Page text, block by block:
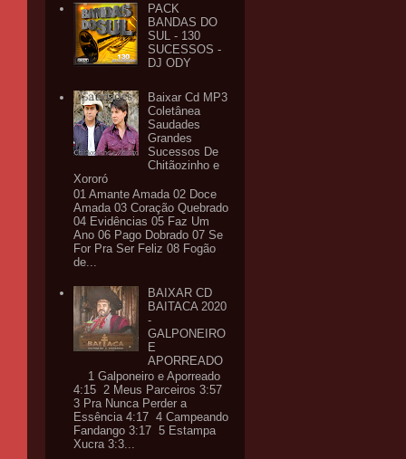
PACK
BANDAS DO
SUL - 130
SUCESSOS -
DJ ODY
Baixar Cd MP3
Coletânea
Saudades
Grandes
Sucessos De
Chitãozinho e
Xororó
01 Amante Amada 02 Doce
Amada 03 Coração Quebrado
04 Evidências 05 Faz Um
Ano 06 Pago Dobrado 07 Se
For Pra Ser Feliz 08 Fogão
de...
BAIXAR CD
BAITACA 2020
-
GALPONEIRO
E
APORREADO
1 Galponeiro e Aporreado
4:15 2 Meus Parceiros 3:57
3 Pra Nunca Perder a
Essência 4:17 4 Campeando
Fandango 3:17 5 Estampa
Xucra 3:3...